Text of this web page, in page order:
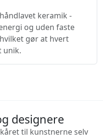
keramik -
og uden faste
gør at hvert
unik.
designere
til kunstnerne selv